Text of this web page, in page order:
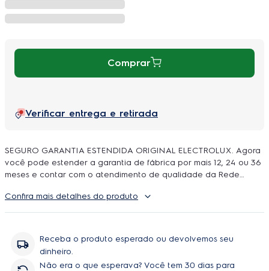
Comprar
Verificar entrega e retirada
SEGURO GARANTIA ESTENDIDA ORIGINAL ELECTROLUX. Agora
você pode estender a garantia de fábrica por mais 12, 24 ou 36
meses e contar com o atendimento de qualidade da Rede
podem ser feitos quantos reparos forem necessarios, incluindo
peças e serviço, sem você se preoupar com orçamentos e
Confira mais detalhes do produto
Receba o produto esperado ou devolvemos seu
dinheiro.
Não era o que esperava? Você tem 30 dias para